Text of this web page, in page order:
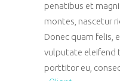
penatibus et
montes, nascetur
Donec quam felis,
vulputate eleifend
porttitor eu,